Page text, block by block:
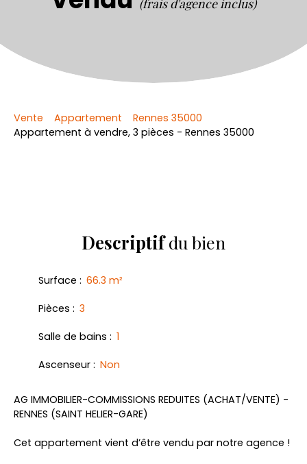
(frais d'agence inclus)
Vente Appartement
Rennes 35000
Appartement à vendre, 3 pièces - Rennes 35000
Descriptifdu bien
Surface : 66.3 m²
Pièces : 3
Salle de bains : 1
Ascenseur : Non
AG IMMOBILIER-COMMISSIONS REDUITES (ACHAT/VENTE) -
RENNES (SAINT HELIER-GARE)
Cet appartement vient d’être vendu par notre agence !